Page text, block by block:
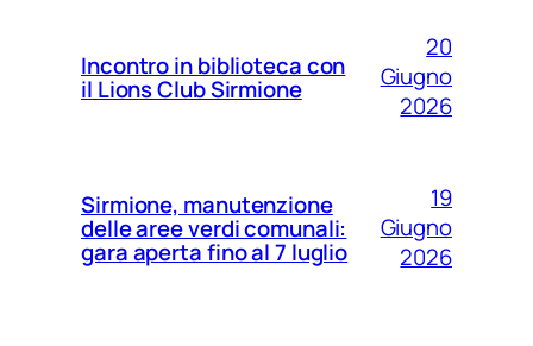
Incontro in biblioteca con
il Lions Club Sirmione
20
Giugno
2026
Sirmione, manutenzione
delle aree verdi comunali:
gara aperta fino al 7 luglio
19
Giugno
2026